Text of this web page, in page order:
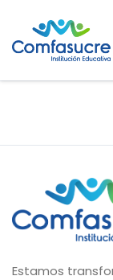
Estamos